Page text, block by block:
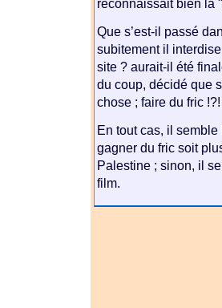
reconnaissait bien là
Que s’est-il passé
subitement il
site ? aurait-il été
du coup, décidé que
chose ; faire du fric !?!
En tout cas, il
gagner du fric soit
Palestine ; sinon, il
film.